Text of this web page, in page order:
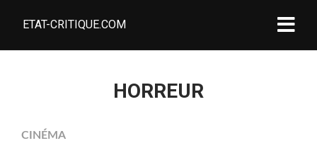
ETAT-CRITIQUE.COM
HORREUR
CINÉMA